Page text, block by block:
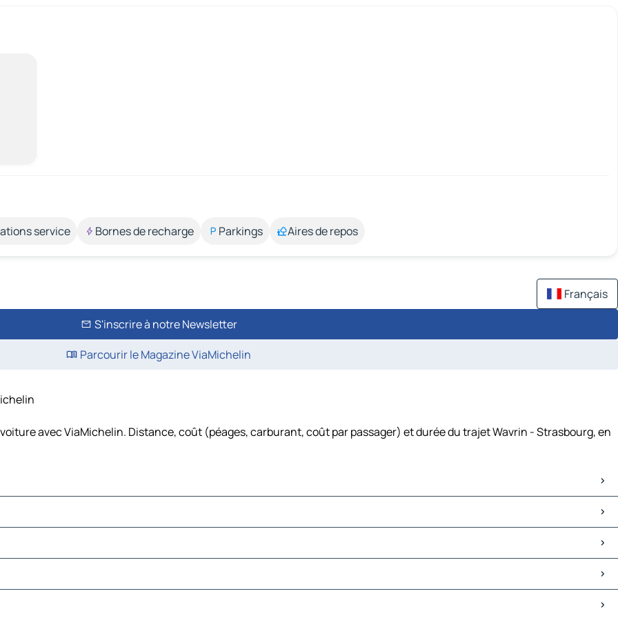
service Bornes de recharge Parkings Aires de repos
Français
S'inscrire à notre Newsletter
Parcourir le Magazine ViaMichelin
avec ViaMichelin. Distance, coût (péages, carburant, coût par passager) et durée du trajet Wavrin - Strasbourg, en